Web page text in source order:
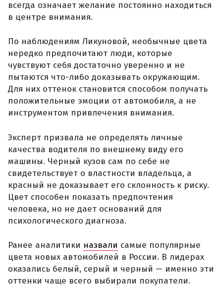
всегда означает желание постоянно находиться
в центре внимания.
По наблюдениям Ликуновой, необычные цвета
нередко предпочитают люди, которые
чувствуют себя достаточно уверенно и не
пытаются что-либо доказывать окружающим.
Для них оттенок становится способом получать
положительные эмоции от автомобиля, а не
инструментом привлечения внимания.
Эксперт призвала не определять личные
качества водителя по внешнему виду его
машины. Черный кузов сам по себе не
свидетельствует о властности владельца, а
красный не доказывает его склонность к риску.
Цвет способен показать предпочтения
человека, но не дает оснований для
психологического диагноза.
Ранее аналитики назвали самые популярные
цвета новых автомобилей в России. В лидерах
оказались белый, серый и черный — именно эти
оттенки чаще всего выбирали покупатели.